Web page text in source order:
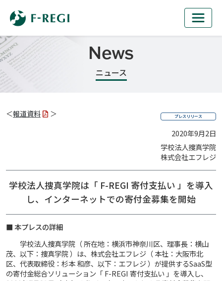
News
ニュース
＜報道資料 ＞ プレスリリース
2020年9月2日
学校法人捜真学院
株式会社エフレジ
学校法人捜真学院は「 F-REGI 寄付支払い 」を導入
し、 インターネットでの寄付金募集を開始
■ 本プレスの詳細
学校法人捜真学院（ 所在地：横浜市神奈川区、理事長：横山
茂、以下：捜真学院 ）は、株式会社エフレジ（ 本社：大阪市北
区、代表取締役：杉本 和彦、以下：エフレジ ）が提供するSaaS型
の寄付金総合ソリューション「 F-REGI 寄付支払い 」を導入し、